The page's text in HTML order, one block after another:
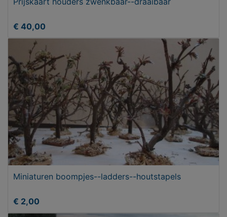
€ 40,00
Miniaturen boompjes--ladders--houtstapels
€ 2,00